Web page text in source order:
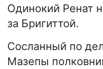
Одинокий Ренат
за Бригиттой.
Сосланный по
Мазепы